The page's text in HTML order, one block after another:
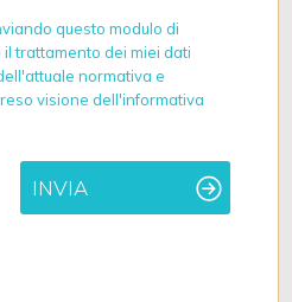
questo modulo di
trattamento dei miei dati
normativa e
visione dell'informativa
INVIA